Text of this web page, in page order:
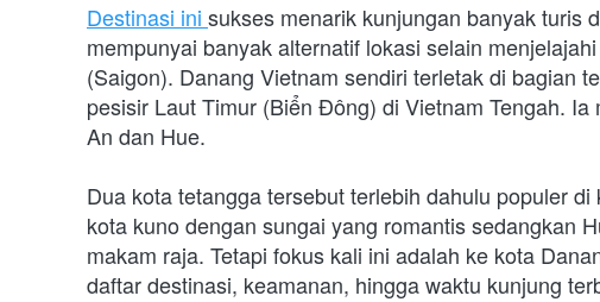
Destinasi ini sukses menarik kunjungan banyak turis
mempunyai banyak alternatif lokasi selain
(Saigon). Danang Vietnam sendiri terletak di bagian
pesisir Laut Timur (Biển Đông) di Vietnam Tengah.
An dan Hue.
Dua kota tetangga tersebut terlebih dahulu populer
kota kuno dengan sungai yang romantis sedangkan
makam raja. Tetapi fokus kali ini adalah ke kota
daftar destinasi, keamanan, hingga waktu kunjung